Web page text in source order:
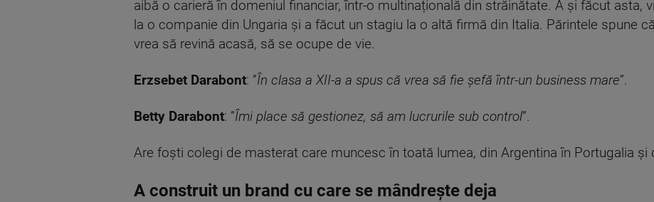
aibă o carieră în domeniul financiar, într-o multinațională din străinătate. A și făcut asta,
la o companie din Ungaria și a făcut un stagiu la o altă firmă din Italia. Părintele spune
vrea să revină acasă, să se ocupe de vie.
Erzsebet Darabont: ”În clasa a XII-a a spus că vrea să fie șefă într-un business mare”.
Betty Darabont: ”Îmi place să gestionez, să am lucrurile sub control”.
Are foști colegi de masterat care muncesc în toată lumea, din Argentina în Portugalia și
A construit un brand cu care se mândrește deja